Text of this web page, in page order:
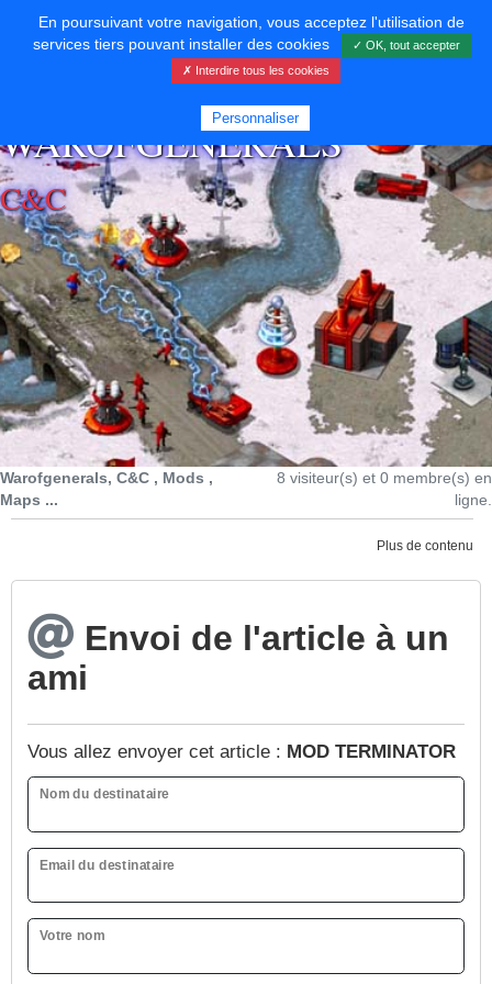
⚡ SOUTENIR LE DÉVELOPPEMENT
WAROFGENERALS
C&C
Warofgenerals, C&C , Mods ,
Maps ...
8 visiteur(s) et 0 membre(s) en
ligne.
Plus de contenu
Envoi de l'article à un
ami
Vous allez envoyer cet article : MOD TERMINATOR
Nom du destinataire
Email du destinataire
Votre nom
En poursuivant votre navigation, vous acceptez l'utilisation de
services tiers pouvant installer des cookies
✓ OK, tout accepter
✗ Interdire tous les cookies
Personnaliser